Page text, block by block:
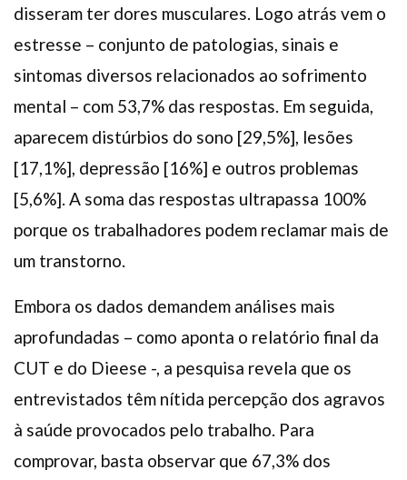
disseram ter dores musculares. Logo atrás vem o
estresse – conjunto de patologias, sinais e
sintomas diversos relacionados ao sofrimento
mental – com 53,7% das respostas. Em seguida,
aparecem distúrbios do sono [29,5%], lesões
[17,1%], depressão [16%] e outros problemas
[5,6%]. A soma das respostas ultrapassa 100%
porque os trabalhadores podem reclamar mais de
um transtorno.
Embora os dados demandem análises mais
aprofundadas – como aponta o relatório final da
CUT e do Dieese -, a pesquisa revela que os
entrevistados têm nítida percepção dos agravos
à saúde provocados pelo trabalho. Para
comprovar, basta observar que 67,3% dos